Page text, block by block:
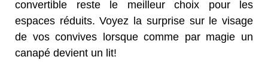
convertible reste le meilleur choix pour les
espaces réduits. Voyez la surprise sur le visage
de vos convives lorsque comme par magie un
canapé devient un lit!